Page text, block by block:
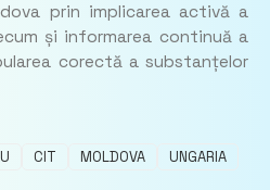
prin implicarea activă a
și informarea continuă a
corectă a substanțelor
CIT MOLDOVA UNGARIA